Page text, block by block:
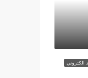
الكتروني